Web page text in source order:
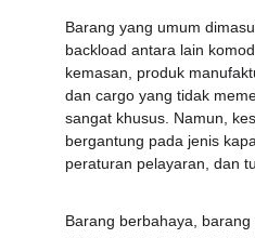
Barang yang umum
backload antara lain
kemasan, produk
dan cargo yang tidak
sangat khusus. Namun,
bergantung pada jenis
peraturan pelayaran, dan
Barang berbahaya,